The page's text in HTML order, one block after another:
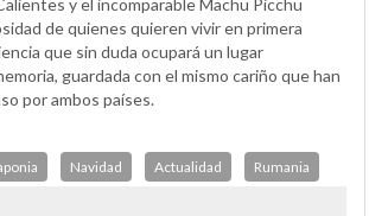
de quienes quieren vivir en primera
que sin duda ocupará un lugar
guardada con el mismo cariño que han
por ambos países.
Navidad Actualidad Rumania